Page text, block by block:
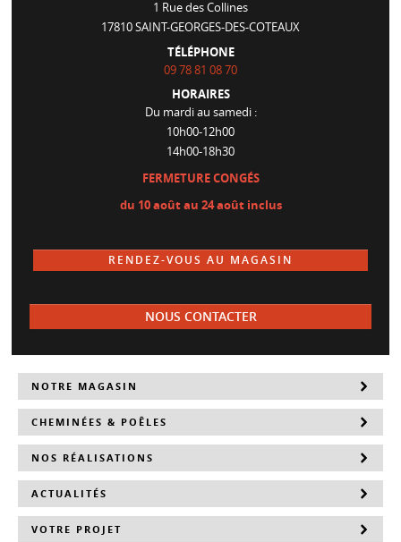
1 Rue des Collines
17810SAINT-GEORGES-DES-COTEAUX
TÉLÉPHONE
09 78 81 08 70
HORAIRES
Du mardi au samedi :
10h00-12h00
14h00-18h30
FERMETURE CONGÉS
du 10 août au 24 août inclus
RENDEZ-VOUS AU MAGASIN
NOUS CONTACTER
NOTRE MAGASIN
CHEMINÉES & POÊLES
NOS RÉALISATIONS
ACTUALITÉS
VOTRE PROJET